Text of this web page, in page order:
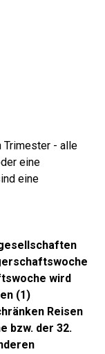
Trimester - alle
eine
eine
wird
(1)
Reisen
bzw. der 32.